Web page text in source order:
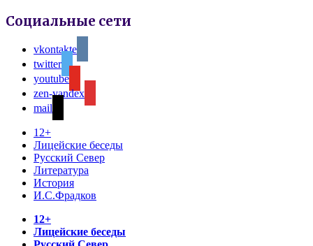
Социальные сети
vkontakte
twitter
youtube
zen-yandex
mail
12+
Лицейские беседы
Русский Север
Литература
История
И.С.Фрадков
12+
Лицейские беседы